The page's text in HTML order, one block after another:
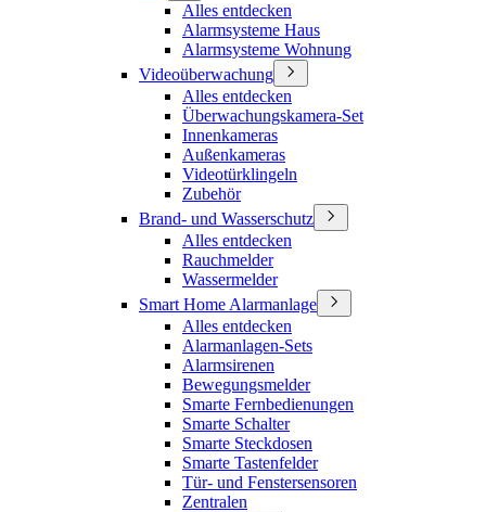
Alles entdecken
Alarmsysteme Haus
Alarmsysteme Wohnung
Videoüberwachung
Alles entdecken
Überwachungskamera-Set
Innenkameras
Außenkameras
Videotürklingeln
Zubehör
Brand- und Wasserschutz
Alles entdecken
Rauchmelder
Wassermelder
Smart Home Alarmanlage
Alles entdecken
Alarmanlagen-Sets
Alarmsirenen
Bewegungsmelder
Smarte Fernbedienungen
Smarte Schalter
Smarte Steckdosen
Smarte Tastenfelder
Tür- und Fenstersensoren
Zentralen